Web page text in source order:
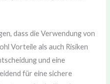
dass die Verwendung von
Vorteile als auch Risiken
und eine
für eine sichere